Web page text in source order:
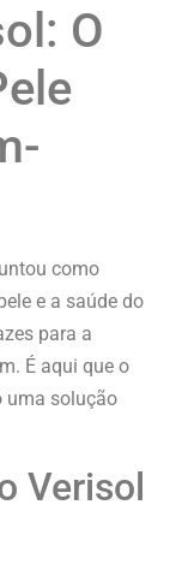
O
como
e a saúde do
para a
É aqui que o
uma solução
Verisol